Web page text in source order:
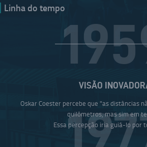
Linha do tempo
VISÃO
Oskar Coester percebe que "as distâncias
quilômetros, mas sim em
Essa percepção iria guiá-lo por